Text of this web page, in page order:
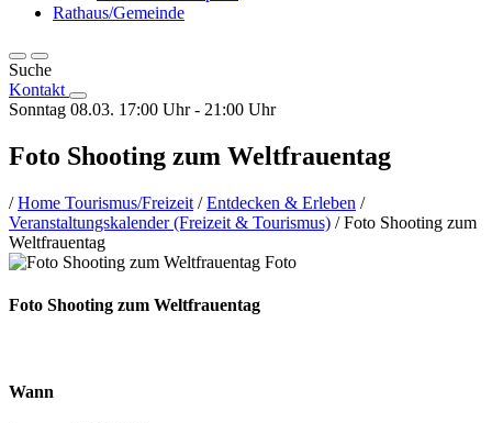
Rathaus/Gemeinde
Suche
Kontakt
Sonntag 08.03. 17:00 Uhr - 21:00 Uhr
Foto Shooting zum Weltfrauentag
/Home Tourismus/Freizeit /Entdecken & Erleben /
Veranstaltungskalender (Freizeit & Tourismus) /Foto Shooting zum
Weltfrauentag
Foto Shooting zum Weltfrauentag
Wann